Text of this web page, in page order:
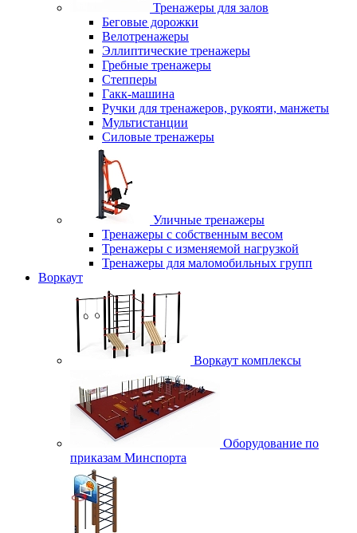
Тренажеры для залов
Беговые дорожки
Велотренажеры
Эллиптические тренажеры
Гребные тренажеры
Степперы
Гакк-машина
Ручки для тренажеров, рукояти, манжеты
Мультистанции
Силовые тренажеры
Уличные тренажеры
Тренажеры с собственным весом
Тренажеры с изменяемой нагрузкой
Тренажеры для маломобильных групп
Воркаут
Воркаут комплексы
Оборудование по
приказам Минспорта